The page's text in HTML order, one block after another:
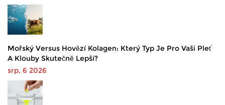
Mořský Versus Hovězí Kolagen: Který Typ Je Pro Vaši Pleť
A Klouby Skutečně Lepší?
srp, 6 2026